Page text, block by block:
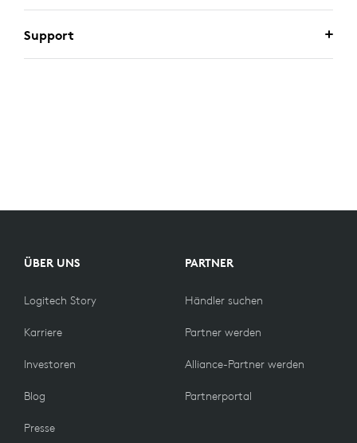
Support
ÜBER UNS
Logitech Story
Karriere
Investoren
Blog
Presse
PARTNER
Händler suchen
Partner werden
Alliance-Partner werden
Partnerportal